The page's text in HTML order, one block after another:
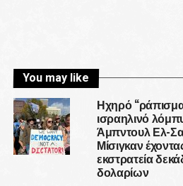
You may like
Ηχηρό
ισραηλινό
Άμπντουλ Ελ-
Μίσιγκαν
εκστρατεία
δολαρίων